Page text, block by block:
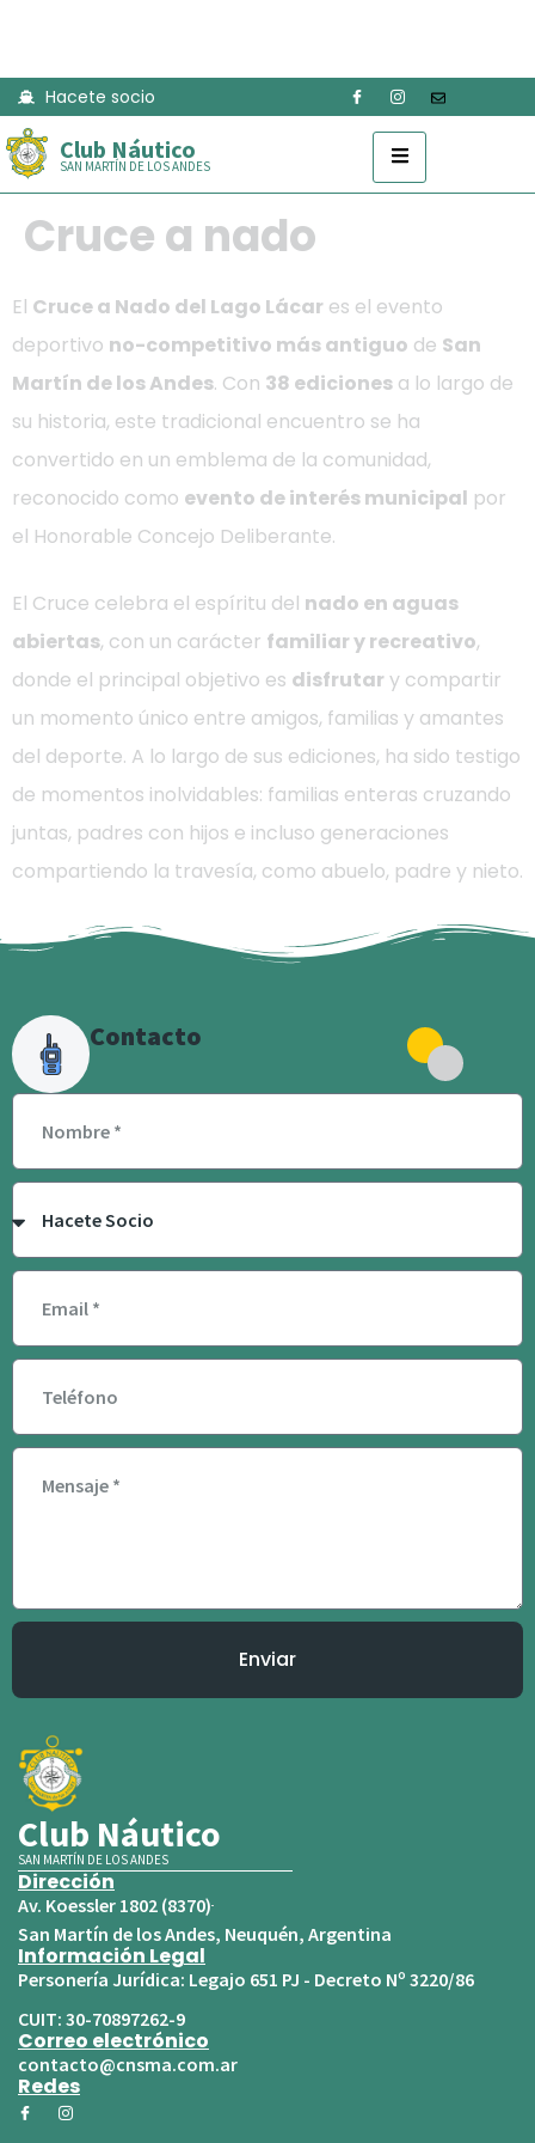
Hacete socio
Club Náutico
SAN MARTÍN DE LOS ANDES
Cruce a nado
El Cruce a Nado del Lago Lácar es el evento
deportivo no-competitivo más antiguo de San
Martín de los Andes. Con 38 ediciones a lo largo de
su historia, este tradicional encuentro se ha
convertido en un emblema de la comunidad,
reconocido como evento de interés municipal por
el Honorable Concejo Deliberante.
El Cruce celebra el espíritu del nado en aguas
abiertas, con un carácter familiar y recreativo,
donde el principal objetivo es disfrutar y compartir
un momento único entre amigos, familias y amantes
del deporte. A lo largo de sus ediciones, ha sido testigo
de momentos inolvidables: familias enteras cruzando
juntas, padres con hijos e incluso generaciones
compartiendo la travesía, como abuelo, padre y nieto.
Club Náutico
SAN MARTÍN DE LOS ANDES
Dirección
Av. Koessler 1802 (8370)
San Martín de los Andes, Neuquén, Argentina
Información Legal
Personería Jurídica: Legajo 651 PJ - Decreto Nº 3220/86
CUIT: 30-70897262-9
Correo electrónico
contacto@cnsma.com.ar
Redes
Contacto
Enviar